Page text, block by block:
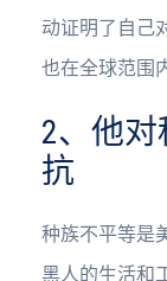
动证明了自己
也在全球范围
2、他
抗
种族不平等是
黑人的生活和